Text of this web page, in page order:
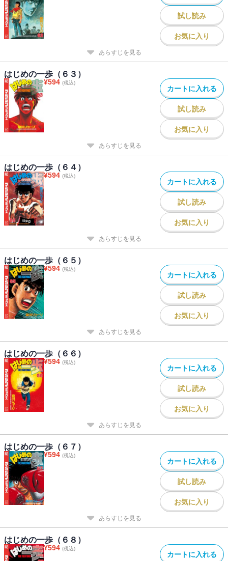
試し読み
お気に入り
あらすじを見る
はじめの一歩（６３）
¥594 (税込)
カートに入れる
試し読み
お気に入り
あらすじを見る
はじめの一歩（６４）
¥594 (税込)
カートに入れる
試し読み
お気に入り
あらすじを見る
はじめの一歩（６５）
¥594 (税込)
カートに入れる
試し読み
お気に入り
あらすじを見る
はじめの一歩（６６）
¥594 (税込)
カートに入れる
試し読み
お気に入り
あらすじを見る
はじめの一歩（６７）
¥594 (税込)
カートに入れる
試し読み
お気に入り
あらすじを見る
はじめの一歩（６８）
¥594 (税込)
カートに入れる